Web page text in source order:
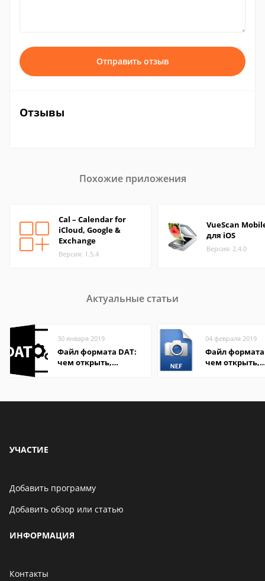
Отправить отзыв
Отзывы
Похожие приложения
Cal – Calendar for
iCloud, Google &
Exchange
Версия: 1.5.4
VueScan
для iOS
Версия: 2.4.0
Актуальные статьи
30 января 2019
Файл формата DAT:
чем открыть,
04 февраля 2019
Файл формата
чем открыть,
УЧАСТИЕ
Добавить программу
Добавить обзор или статью
ИНФОРМАЦИЯ
Контакты